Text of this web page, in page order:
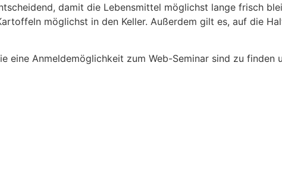
damit die Lebensmittel möglichst lange frisch
möglichst in den Keller. Außerdem gilt es, auf die
eine Anmeldemöglichkeit zum Web-Seminar sind zu finden